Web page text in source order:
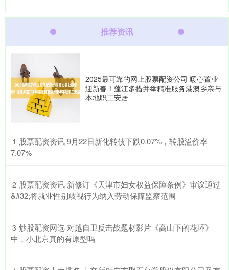
推荐资讯
2025最可靠的网上股票配资公司 暖心置业
迎新春！蓬江多措并举精准服务港澳乡亲与
本地职工安居
1 ​股票配资资讯 9月22日新化转债下跌0.07%，转股溢价率
7.07%
2 ​股票配资资讯 新修订《天津市妇女权益保障条例》审议通过
&#32;将就业性别歧视行为纳入劳动保障监察范围
3 ​炒股配资网选 对越自卫反击战题材影片《高山下的花环》
中，小北京真的有原型吗